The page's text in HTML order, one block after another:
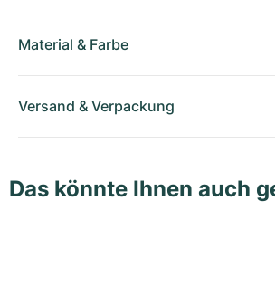
Material & Farbe
Versand & Verpackung
Das könnte Ihnen auch